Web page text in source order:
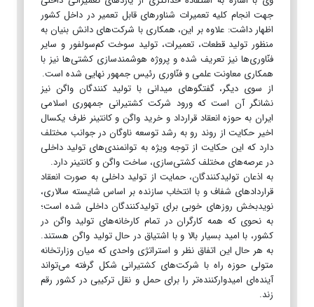
جهت انجام کلیه تعمیرات شناور‌های قابل تعمیر در داخل کشور
اظهار داشت: علاوه بر این، همکاری با شرکت‌های دانش بنیان به
منظور تولید قطعات، تعمیرات، تولید سوخت کم‌سولفور و سایر
فنّاوری‌ها نیز تعریف شده و پروژه هوشمندسازی کشتی‌ها نیز با
همکاری معاونت علمی و فنّاوری رئیس جمهور نهایی شده است.
از سوی دیگر، گفتگو‌های میدانی با تولید کنندگان واگن نیز
نشانگر آن است که ورود شرکت کشتیرانی جمهوری اسلامی
ایران به حوزه انعقاد قرارداد و خرید واگن و کانتینر ظرف یکسال
اخیر حکایت از روند رو به رشد توسعه ناوگان در جوانب مختلف
دارد که این حکایت از توجه ویژه به توانمندی‌های تولید داخلی
در عرصه‌های مختلف کشتی‌سازی، ساخت واگن و کانتینر دارد.
به اذعان تولیدکنندگان، حمایت از تولید داخلی به صورت انعقاد
قرارداد‌های شفاف و با انتخاب سازنده بر اساس شایسته سالاری،
نویدبخش روز‌های خوبی برای تولیدکنندگان داخلی شده است؛
به نحوی که همه کارگران در تمام کارخانه‌های تولید واگن در
کشور، با امید بسیار بالا و با اشتیاق در حال تولید واگن هستند.
به هر حال این اتفاق نظر و استراتژی واحدی که میان وزارتخانه
متولی حوزه راه با شرکت‌های کشتیرانی شکل گرفته می‌تواند
آینده‌ای امیدوارکننده‌تر را برای حمل و نقل ترکیبی در کشور رقم
زند.